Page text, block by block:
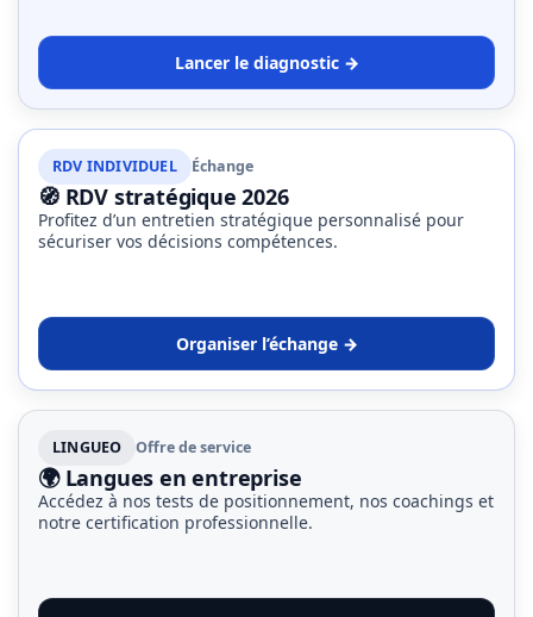
Lancer le diagnostic →
RDV INDIVIDUEL Échange
🧭 RDV stratégique 2026
Profitez d’un entretien stratégique personnalisé pour
sécuriser vos décisions compétences.
Organiser l’échange →
LINGUEO Offre de service
🌍 Langues en entreprise
Accédez à nos tests de positionnement, nos coachings et
notre certification professionnelle.